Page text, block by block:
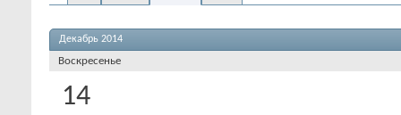
Декабрь 2014
Воскресенье
14